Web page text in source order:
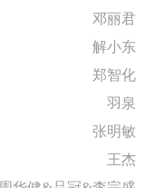
邓丽君
解小东
郑智化
羽泉
张明敏
王杰